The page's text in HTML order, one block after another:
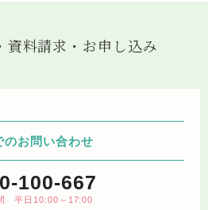
資料請求・お申し込み
のお問い合わせ
100-667
平日10:00～17:00